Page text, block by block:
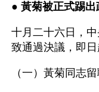
● 黃菊被正式踢
十月二十六日，
致通過決議，即日
（一）黃菊同志留